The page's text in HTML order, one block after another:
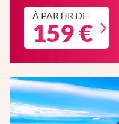
À PARTIR DE
159 €